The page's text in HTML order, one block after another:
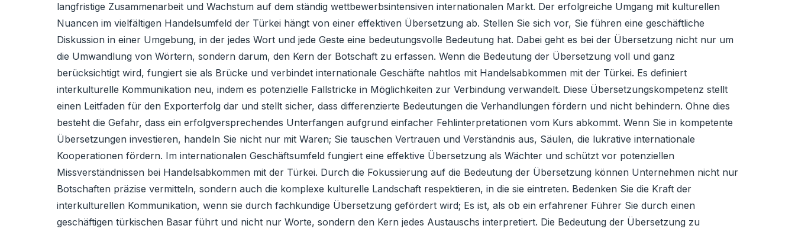
langfristige Zusammenarbeit und Wachstum auf dem ständig wettbewerbsintensiven internationalen Markt. Der erfolgreiche Umgang mit kulturellen
Nuancen im vielfältigen Handelsumfeld der Türkei hängt von einer effektiven Übersetzung ab. Stellen Sie sich vor, Sie führen eine geschäftliche
Diskussion in einer Umgebung, in der jedes Wort und jede Geste eine bedeutungsvolle Bedeutung hat. Dabei geht es bei der Übersetzung nicht nur um
die Umwandlung von Wörtern, sondern darum, den Kern der Botschaft zu erfassen. Wenn die Bedeutung der Übersetzung voll und ganz
berücksichtigt wird, fungiert sie als Brücke und verbindet internationale Geschäfte nahtlos mit Handelsabkommen mit der Türkei. Es definiert
interkulturelle Kommunikation neu, indem es potenzielle Fallstricke in Möglichkeiten zur Verbindung verwandelt. Diese Übersetzungskompetenz stellt
einen Leitfaden für den Exporterfolg dar und stellt sicher, dass differenzierte Bedeutungen die Verhandlungen fördern und nicht behindern. Ohne dies
besteht die Gefahr, dass ein erfolgversprechendes Unterfangen aufgrund einfacher Fehlinterpretationen vom Kurs abkommt. Wenn Sie in kompetente
Übersetzungen investieren, handeln Sie nicht nur mit Waren; Sie tauschen Vertrauen und Verständnis aus, Säulen, die lukrative internationale
Kooperationen fördern. Im internationalen Geschäftsumfeld fungiert eine effektive Übersetzung als Wächter und schützt vor potenziellen
Missverständnissen bei Handelsabkommen mit der Türkei. Durch die Fokussierung auf die Bedeutung der Übersetzung können Unternehmen nicht nur
Botschaften präzise vermitteln, sondern auch die komplexe kulturelle Landschaft respektieren, in die sie eintreten. Bedenken Sie die Kraft der
interkulturellen Kommunikation, wenn sie durch fachkundige Übersetzung gefördert wird; Es ist, als ob ein erfahrener Führer Sie durch einen
geschäftigen türkischen Basar führt und nicht nur Worte, sondern den Kern jedes Austauschs interpretiert. Die Bedeutung der Übersetzung zu